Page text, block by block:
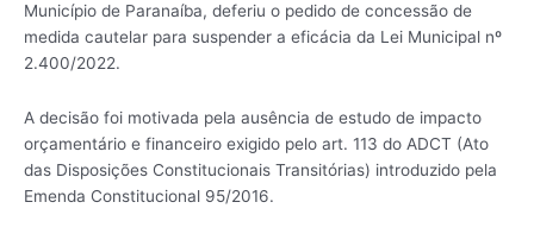
Município de Paranaíba, deferiu o pedido de concessão de
medida cautelar para suspender a eficácia da Lei Municipal nº
2.400/2022.
A decisão foi motivada pela ausência de estudo de impacto
orçamentário e financeiro exigido pelo art. 113 do ADCT (Ato
das Disposições Constitucionais Transitórias) introduzido pela
Emenda Constitucional 95/2016.